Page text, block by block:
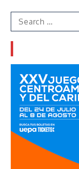
Search
for: